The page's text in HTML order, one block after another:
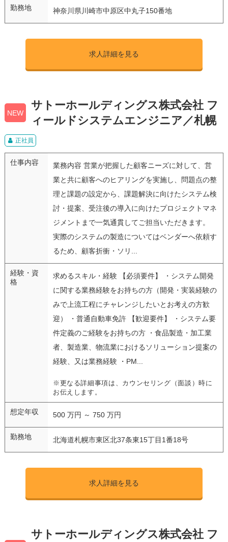
勤務地 神奈川県川崎市中原区中丸子150番地
求人詳細を見る
NEW
サトーホールディングス株式会社 フ
ィールドシステムエンジニア／札幌
正社員
仕事内容
業務内容 営業が把握した顧客ニーズに対して、営
業と共に顧客へのヒアリングを実施し、問題点の整
理と課題の設定から、課題解決に向けたシステム検
討・提案、受注後の導入に向けたプロジェクトマネ
ジメントまで一気通貫してご担当いただきます。
実際のシステムの製造についてはベンダーへ依頼す
るため、顧客折衝・ソリ...
経験・資
格
求めるスキル・経験 【必須要件】 ・システム開発
に関する業務経験をお持ちの方（開発・実装経験の
みで上流工程にチャレンジしたいとお考えの方歓
迎） ・普通自動車免許 【歓迎要件】 ・システム要
件定義のご経験をお持ちの方 ・食品製造・加工業
者、製造業、物流業におけるソリューション提案の
経験、又は業務経験 ・PM...
※更なる詳細事項は、カウンセリング（面談）時に
お伝えします。
想定年収 500 万円 ～ 750 万円
勤務地 北海道札幌市東区北37条東15丁目1番18号
求人詳細を見る
サトーホールディングス株式会社 フ